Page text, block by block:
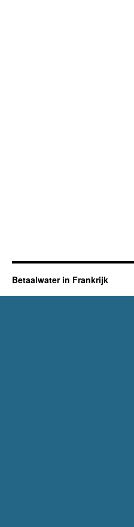
Betaalwater in Frankrijk